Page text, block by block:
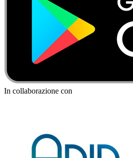
In collaborazione con